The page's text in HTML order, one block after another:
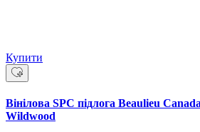
Купити
Вінілова SPC підлога Beaulieu
Wildwood